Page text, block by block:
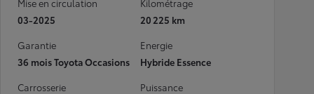
Mise en circulation
03-2025
Kilométrage
20 225 km
Garantie
36 mois Toyota Occasions
Energie
Hybride Essence
Carrosserie
Puissance